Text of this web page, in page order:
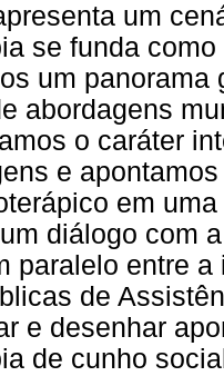
um
se funda
um
abordagens
o caráter
e
em
diálogo com
paralelo entre
de
e desenhar
de cunho